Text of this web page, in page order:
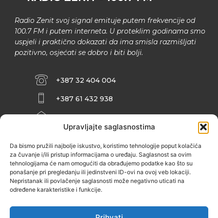
Upravljajte saglasnostima
Da bismo pružili najbolje iskustvo, koristimo tehnologije poput kolačića
za čuvanje i/ili pristup informacijama o uređaju. Saglasnost sa ovim
tehnologijama će nam omogućiti da obrađujemo podatke kao što su
ponašanje pri pregledanju ili jedinstveni ID-ovi na ovoj veb lokaciji.
Nepristanak ili povlačenje saglasnosti može negativno uticati na
određene karakteristike i funkcije.
Radio Zenit svoj signal emituje putem frekvencije od
100.7 FM i putem interneta. U proteklim godinama smo
uspjeli i praktično dokazati da ima smisla razmišljati
pozitivno, osjećati se dobro i biti bolji.
+387 32 404 004
+387 61 432 938
INFO@ZENIT.BA
ZENIČANKA, 3. SPRAT), 72000 ZENICA